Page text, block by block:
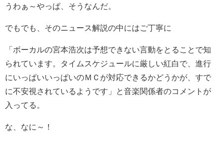
うわぁ～やっぱ、そうなんだ。
でもでも、そのニュース解説の中にはご丁寧に
「ボーカルの宮本浩次は予想できない言動をとることで知
られています。タイムスケジュールに厳しい紅白で、進行
にいっぱいいっぱいのＭＣが対応できるかどうかが、すで
に不安視されているようです」と音楽関係者のコメントが
入ってる。
な、なに～！